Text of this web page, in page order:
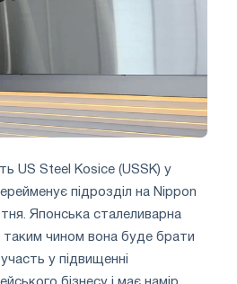
US Steel Kosice (USSK) у
підрозділ на Nippon
Японська сталеливарна
таким чином вона буде брати
у підвищенні